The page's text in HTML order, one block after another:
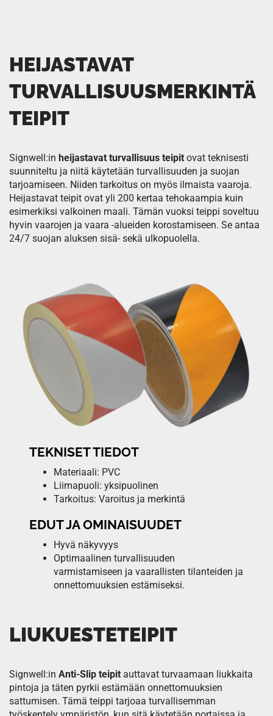
HEIJASTAVAT
TURVALLISUUSMERKINTÄ
TEIPIT
Signwell:in heijastavat turvallisuus teipit ovat teknisesti
suunniteltu ja niitä käytetään turvallisuuden ja suojan
tarjoamiseen. Niiden tarkoitus on myös ilmaista vaaroja.
Heijastavat teipit ovat yli 200 kertaa tehokaampia kuin
esimerkiksi valkoinen maali. Tämän vuoksi teippi soveltuu
hyvin vaarojen ja vaara -alueiden korostamiseen. Se antaa
24/7 suojan aluksen sisä- sekä ulkopuolella.
TEKNISET TIEDOT
Materiaali: PVC
Liimapuoli: yksipuolinen
Tarkoitus: Varoitus ja merkintä
EDUT JA OMINAISUUDET
Hyvä näkyvyys
Optimaalinen turvallisuuden
varmistamiseen ja vaarallisten tilanteiden ja
onnettomuuksien estämiseksi.
LIUKUESTETEIPIT
Signwell:in Anti-Slip teipit auttavat turvaamaan liukkaita
pintoja ja täten pyrkii estämään onnettomuuksien
sattumisen. Tämä teippi tarjoaa turvallisemman